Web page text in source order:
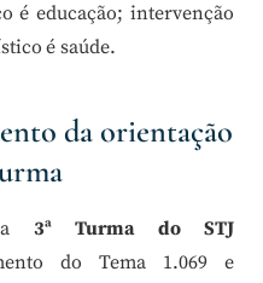
é educação; intervenção
é saúde.
da orientação
3ª Turma do STJ
do Tema 1.069 e